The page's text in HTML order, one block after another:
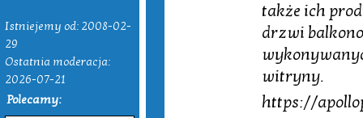
Istniejemy od: 2008-02-
29
Ostatnia moderacja:
2026-07-21
Polecamy:
także ich
drzwi
witryny.
https://